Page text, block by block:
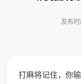
发布
打麻将记住，你